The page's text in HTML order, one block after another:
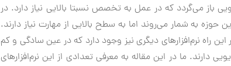
باز می‌گردد که در عمل به تخصص نسبتا بالایی نیاز دارد. در
حوزه به شمار می‌روند اما به سطح بالایی از مهارت نیاز دارند.
راه نرم‌افزارهای دیگری نیز وجود دارد که در عین سادگی و کم
دارند. ما در این مقاله به معرفی تعدادی از این نرم‌افزارهای